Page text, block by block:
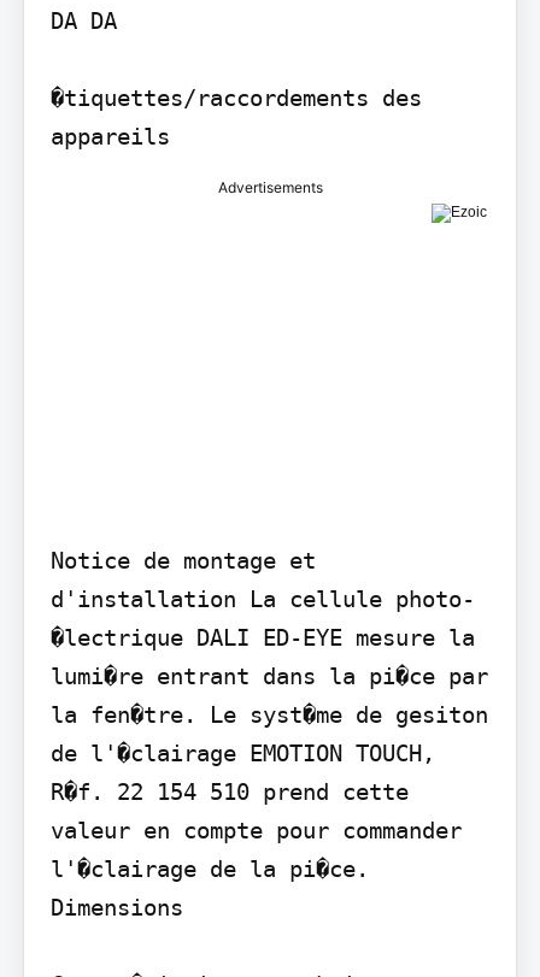
DA DA
�tiquettes/raccordements des
appareils
Advertisements
Notice de montage et
d'installation La cellule photo-
�lectrique DALI ED-EYE mesure la
lumi�re entrant dans la pi�ce par
la fen�tre. Le syst�me de gesiton
de l'�clairage EMOTION TOUCH,
R�f. 22 154 510 prend cette
valeur en compte pour commander
l'�clairage de la pi�ce.
Dimensions